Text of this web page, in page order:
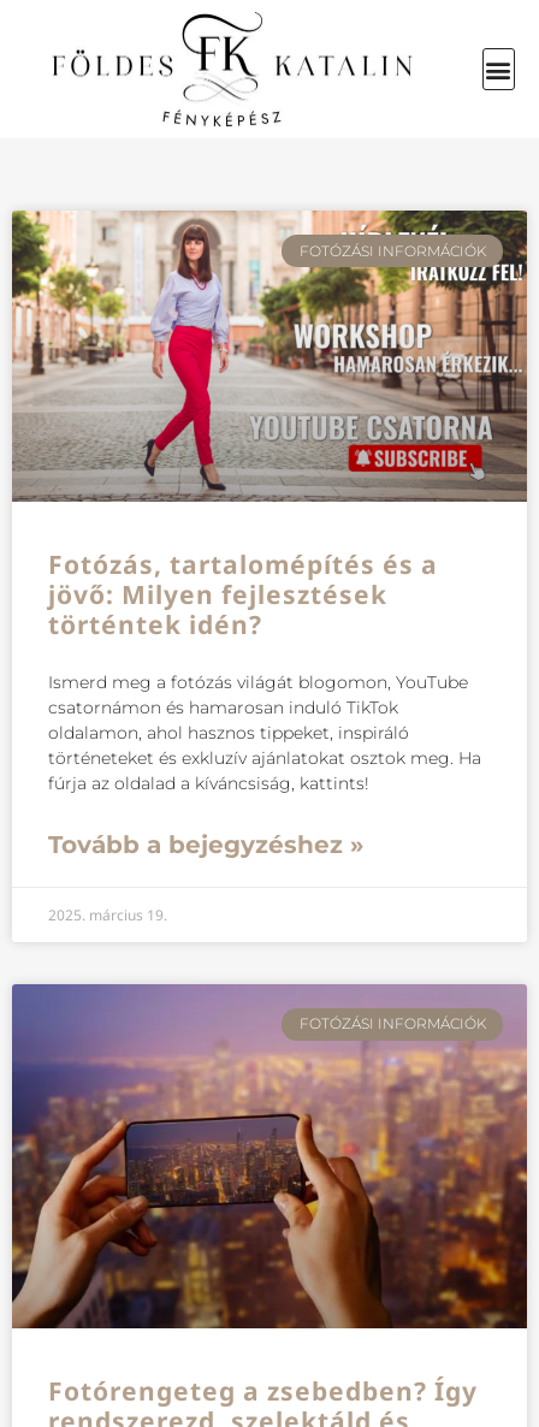
FOTÓZÁSI INFORMÁCIÓK
Fotózás, tartalomépítés és a
jövő: Milyen fejlesztések
történtek idén?
Ismerd meg a fotózás világát blogomon, YouTube
csatornámon és hamarosan induló TikTok
oldalamon, ahol hasznos tippeket, inspiráló
történeteket és exkluzív ajánlatokat osztok meg. Ha
fúrja az oldalad a kíváncsiság, kattints!
Tovább a bejegyzéshez »
2025. március 19.
FOTÓZÁSI INFORMÁCIÓK
Fotórengeteg a zsebedben? Így